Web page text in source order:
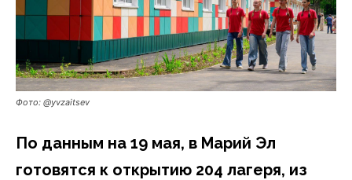
Фото: @yvzaitsev
По данным на 19 мая, в Марий Эл
готовятся к открытию 204 лагеря, из